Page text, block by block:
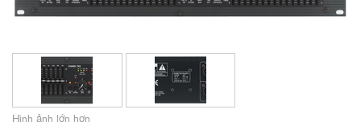
Hình ảnh lớn hơn